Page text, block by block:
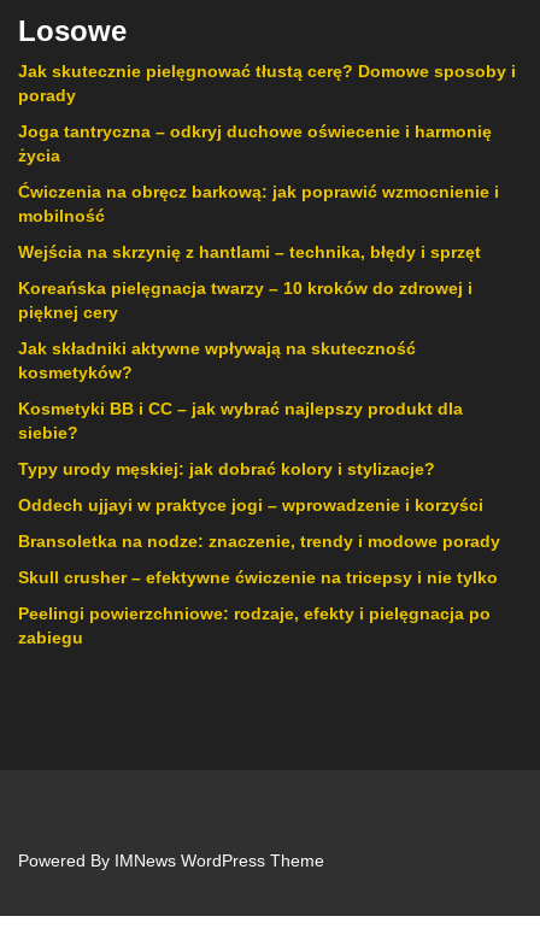
Losowe
Jak skutecznie pielęgnować tłustą cerę? Domowe sposoby i
porady
Joga tantryczna – odkryj duchowe oświecenie i harmonię
życia
Ćwiczenia na obręcz barkową: jak poprawić wzmocnienie i
mobilność
Wejścia na skrzynię z hantlami – technika, błędy i sprzęt
Koreańska pielęgnacja twarzy – 10 kroków do zdrowej i
pięknej cery
Jak składniki aktywne wpływają na skuteczność
kosmetyków?
Kosmetyki BB i CC – jak wybrać najlepszy produkt dla
siebie?
Typy urody męskiej: jak dobrać kolory i stylizacje?
Oddech ujjayi w praktyce jogi – wprowadzenie i korzyści
Bransoletka na nodze: znaczenie, trendy i modowe porady
Skull crusher – efektywne ćwiczenie na tricepsy i nie tylko
Peelingi powierzchniowe: rodzaje, efekty i pielęgnacja po
zabiegu
Powered By IMNews WordPress Theme